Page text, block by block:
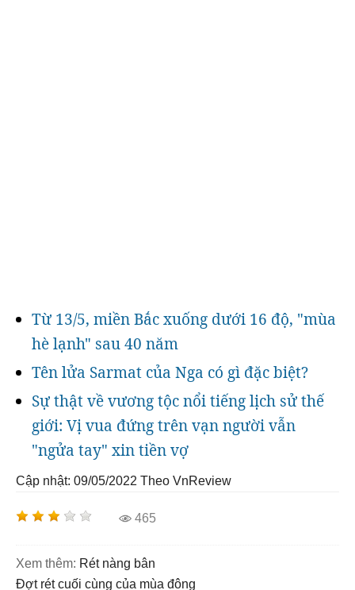
Từ 13/5, miền Bắc xuống dưới 16 độ, "mùa
hè lạnh" sau 40 năm
Tên lửa Sarmat của Nga có gì đặc biệt?
Sự thật về vương tộc nổi tiếng lịch sử thế
giới: Vị vua đứng trên vạn người vẫn
"ngửa tay" xin tiền vợ
Cập nhật: 09/05/2022 Theo VnReview
465
Xem thêm:
rét nàng bân
đợt rét cuối cùng của mùa đông